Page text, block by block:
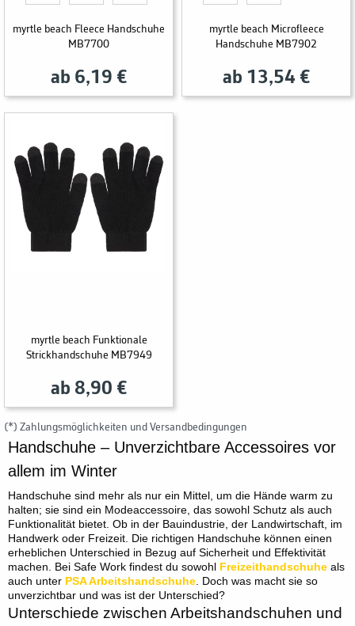
myrtle beach Fleece Handschuhe
MB7700
ab 6,19 €
myrtle beach Microfleece
Handschuhe MB7902
ab 13,54 €
myrtle beach Funktionale
Strickhandschuhe MB7949
ab 8,90 €
(*) Zahlungsmöglichkeiten und Versandbedingungen
Handschuhe – Unverzichtbare Accessoires vor
allem im Winter
Handschuhe sind mehr als nur ein Mittel, um die Hände warm zu
halten; sie sind ein Modeaccessoire, das sowohl Schutz als auch
Funktionalität bietet. Ob in der Bauindustrie, der Landwirtschaft, im
Handwerk oder Freizeit. Die richtigen Handschuhe können einen
erheblichen Unterschied in Bezug auf Sicherheit und Effektivität
machen. Bei Safe Work findest du sowohl Freizeithandschuhe als
auch unter PSA Arbeitshandschuhe. Doch was macht sie so
unverzichtbar und was ist der Unterschied?
Unterschiede zwischen Arbeitshandschuhen und